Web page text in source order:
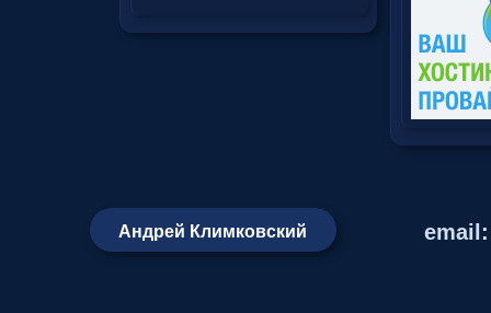
Андрей Климковский